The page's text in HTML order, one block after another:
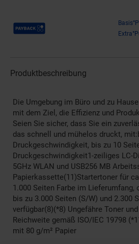
Payback Punkte
Produktbeschreibung
Die Umgebung im Büro und zu
mit dem Ziel, die Effizienz und
Seien Sie sicher, dass Sie ein
das schnell und mühelos druckt,
Druckgeschwindigkeit, bis zu 10
Druckgeschwindigkeit1-zeiliges LC-
5GHz WLAN und USB256 MB
Papierkassette(11)Startertoner für
1.000 Seiten Farbe im Lieferumfang,
bis zu 3.000 Seiten (S/W) und 2.300
verfügbar(8)(*8) Ungefähre Toner
Reichweite gemäß ISO/IEC 19798
mit 80 g/m² Papier